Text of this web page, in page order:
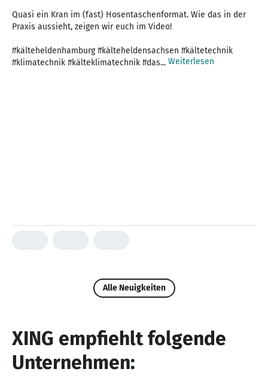
Quasi ein Kran im (fast) Hosentaschenformat. Wie das in der
Praxis aussieht, zeigen wir euch im Video!
#kälteheldenhamburg #kälteheldensachsen #kältetechnik
#klimatechnik #kälteklimatechnik #das... Weiterlesen
Alle Neuigkeiten
XING empfiehlt folgende
Unternehmen: